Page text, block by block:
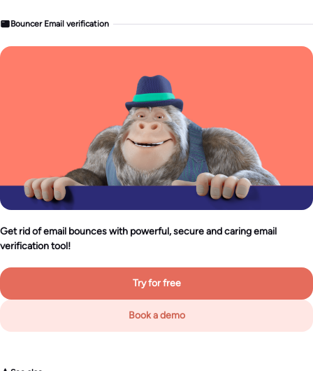
Bouncer Email verification
Get rid of email bounces with powerful, secure and caring email
verification tool!
Try for free
Book a demo